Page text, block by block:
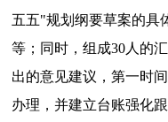
五五"规划纲要草案的具
等；同时，组成30人的
出的意见建议，第一时
办理，并建立台账强化跟